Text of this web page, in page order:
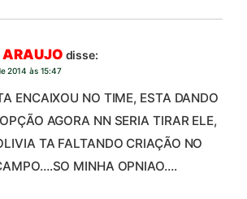
ARAUJO disse:
2014 às 15:47
ENCAIXOU NO TIME, ESTA DANDO
AGORA NN SERIA TIRAR ELE,
TA FALTANDO CRIAÇÃO NO
MINHA OPNIAO….